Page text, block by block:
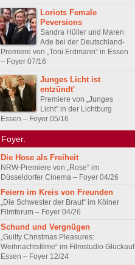
Loriots Female
Peversions
Sandra Hüller und Maren
Ade bei der Deutschland-
Premiere von „Toni Erdmann“ in Essen
– Foyer 07/16
Junges Licht ist
entzündt'
Premiere von „Junges
Licht" in der Lichtburg
Essen – Foyer 05/16
Foyer.
Die Hose als Freiheit
NRW-Premiere von „Rose“ im
Düsseldorfer Cinema – Foyer 04/26
Feiern im Kreis von Freunden
„Die Schwester der Braut“ im Kölner
Filmforum – Foyer 04/26
Schund und Vergnügen
„Guilty Christmas Pleasures:
Weihnachtsfilme“ im Filmstudio Glückauf
Essen – Foyer 12/24